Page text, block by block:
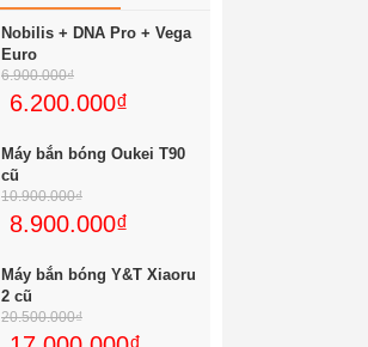
Nobilis + DNA Pro + Vega
Euro
6.900.000₫
6.200.000₫
Máy bắn bóng Oukei T90
cũ
10.900.000₫
8.900.000₫
Máy bắn bóng Y&T Xiaoru
2 cũ
20.500.000₫